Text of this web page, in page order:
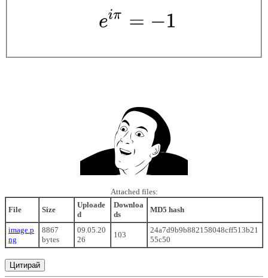
Attached files:
File
Size
Uploade
d
Downloa
ds
MD5 hash
image.p
ng
8867
bytes
09.05.20
26
103
24a7d9b9b882158048cff513b21
55c50
Цитирай